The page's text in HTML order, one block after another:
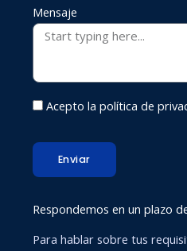
Mensaje
Acepto la política de
Enviar
Respondemos en un plazo
Para hablar sobre tus